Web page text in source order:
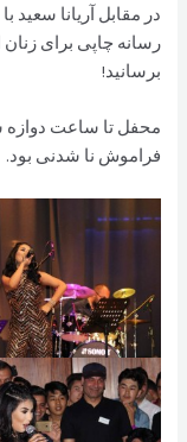
در مقابل آريانا سعيد
رسانه چاپی برای
برسانيد!
محفل تا ساعت
فراموش نا شدنی بود.